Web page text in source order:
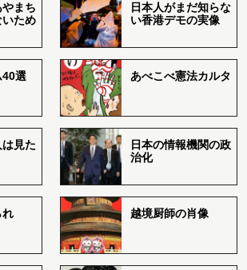
やまち
いため
日本人がまだ知らな
い香港デモの実像
40選 あべこべ憲法カルタ
見た
日本の情報機関の政
治化
れ
越境厨師の肖像